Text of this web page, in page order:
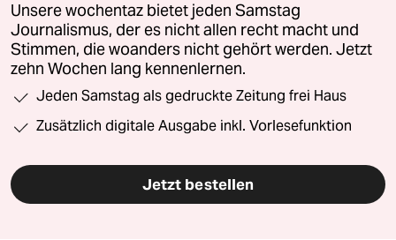
Unsere wochentaz bietet jeden Samstag
Journalismus, der es nicht allen recht macht und
Stimmen, die woanders nicht gehört werden. Jetzt
zehn Wochen lang kennenlernen.
Jeden Samstag als gedruckte Zeitung frei Haus
Zusätzlich digitale Ausgabe inkl. Vorlesefunktion
Jetzt bestellen